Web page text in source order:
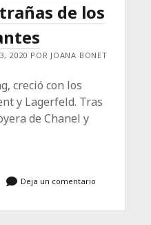
de los
2020 POR JOANA BONET
creció con los
y Lagerfeld. Tras
de Chanel y
Deja un comentario